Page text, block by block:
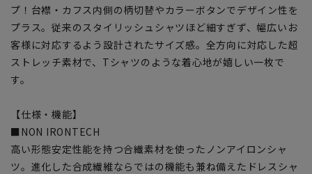
プ！台襟・カフス内側の柄切替やカラーボタンでデザイン性を
プラス。従来のスタイリッシュシャツほど細すぎず、幅広いお
客様に対応するよう設計されたサイズ感。全方向に対応した超
ストレッチ素材で、Tシャツのような着心地が嬉しい一枚で
す。
【仕様・機能】
■NON IRONTECH
高い形態安定性能を持つ合繊素材を使ったノンアイロンシャ
ツ。進化した合成繊維ならではの機能も兼ね備えたドレスシャ